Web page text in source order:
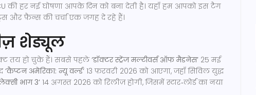
की हर नई घोषणा आपके दिन को बना देती है। यहाँ हम आपको इस टैग
और फ़ैन्स की चर्चा एक जगह दे रहे हैं।
शेड्यूल
तय हो चुके हैं। सबसे पहले‘डॉक्टर स्ट्रेंज मल्टीवर्स ऑफ मैडनेस’ 25 मई
‘कैप्टन अमेरिका: न्यू वर्ल्ड’ 13 फ़रवरी 2026 को आएगा, जहाँ सिविल युद्ध
भाग 3’ 14 अगस्त 2026 को रिलीज़ होगी, जिसमें स्टार‑लोर्ड का नया